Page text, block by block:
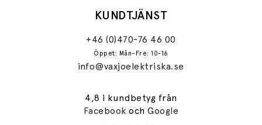
KUNDTJÄNST
+46 (0)470-76 46 00
Öppet: Mån–Fre: 10-16
info@vaxjoelektriska.se
4,8 i kundbetyg från
FacebookochGoogle